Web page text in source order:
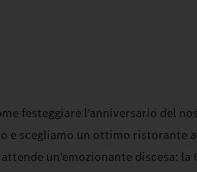
festeggiare l’anniversario del
e scegliamo un ottimo ristorante
un’emozionante discesa: